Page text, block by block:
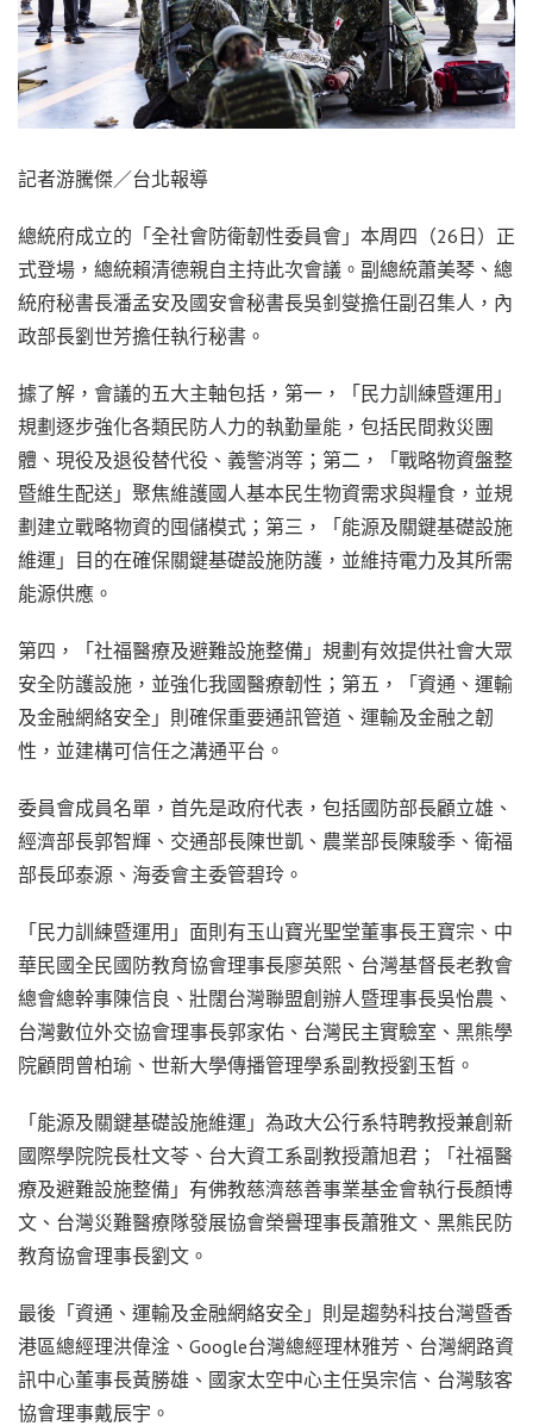
記者游騰傑／台北報導
總統府成立的「全社會防衛韌性委員會」本周四（26日）正
式登場，總統賴清德親自主持此次會議。副總統蕭美琴、總
統府秘書長潘孟安及國安會秘書長吳釗燮擔任副召集人，內
政部長劉世芳擔任執行秘書。
據了解，會議的五大主軸包括，第一，「民力訓練暨運用」
規劃逐步強化各類民防人力的執勤量能，包括民間救災團
體、現役及退役替代役、義警消等；第二，「戰略物資盤整
暨維生配送」聚焦維護國人基本民生物資需求與糧食，並規
劃建立戰略物資的囤儲模式；第三，「能源及關鍵基礎設施
維運」目的在確保關鍵基礎設施防護，並維持電力及其所需
能源供應。
第四，「社福醫療及避難設施整備」規劃有效提供社會大眾
安全防護設施，並強化我國醫療韌性；第五，「資通、運輸
及金融網絡安全」則確保重要通訊管道、運輸及金融之韌
性，並建構可信任之溝通平台。
委員會成員名單，首先是政府代表，包括國防部長顧立雄、
經濟部長郭智輝、交通部長陳世凱、農業部長陳駿季、衛福
部長邱泰源、海委會主委管碧玲。
「民力訓練暨運用」面則有玉山寶光聖堂董事長王寶宗、中
華民國全民國防教育協會理事長廖英熙、台灣基督長老教會
總會總幹事陳信良、壯闊台灣聯盟創辦人暨理事長吳怡農、
台灣數位外交協會理事長郭家佑、台灣民主實驗室、黑熊學
院顧問曾柏瑜、世新大學傳播管理學系副教授劉玉晳。
「能源及關鍵基礎設施維運」為政大公行系特聘教授兼創新
國際學院院長杜文苓、台大資工系副教授蕭旭君；「社福醫
療及避難設施整備」有佛教慈濟慈善事業基金會執行長顏博
文、台灣災難醫療隊發展協會榮譽理事長蕭雅文、黑熊民防
教育協會理事長劉文。
最後「資通、運輸及金融網絡安全」則是趨勢科技台灣暨香
港區總經理洪偉淦、Google台灣總經理林雅芳、台灣網路資
訊中心董事長黃勝雄、國家太空中心主任吳宗信、台灣駭客
協會理事戴辰宇。